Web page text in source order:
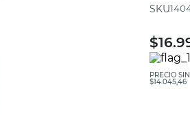
:
$
PRECIO
$14.045,46